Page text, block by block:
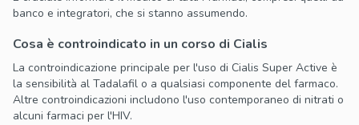
banco e integratori, che si stanno assumendo.
Cosa è controindicato in un corso di Cialis
La controindicazione principale per l'uso di Cialis Super Active è
la sensibilità al Tadalafil o a qualsiasi componente del farmaco.
Altre controindicazioni includono l'uso contemporaneo di nitrati o
alcuni farmaci per l'HIV.